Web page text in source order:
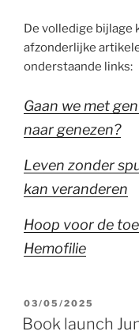
De volledige bijlage
afzonderlijke
onderstaande links:
Gaan we met
naar genezen?
Leven zonder
kan veranderen
Hoop voor de
Hemofilie
POSTED
ON
03/05/2025
Book launch